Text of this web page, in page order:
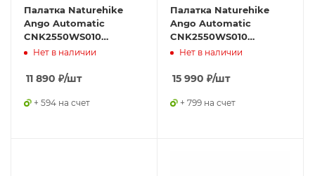
Палатка Naturehike
Ango Automatic
CNK2550WS010
трёхместная, малая,
Нет в наличии
11 890 ₽/шт
+ 594 на счет
Палатка Naturehike
Ango Automatic
CNK2550WS010
трёхместная, малая, c
коричневым
Нет в наличии
15 990 ₽/шт
+ 799 на счет